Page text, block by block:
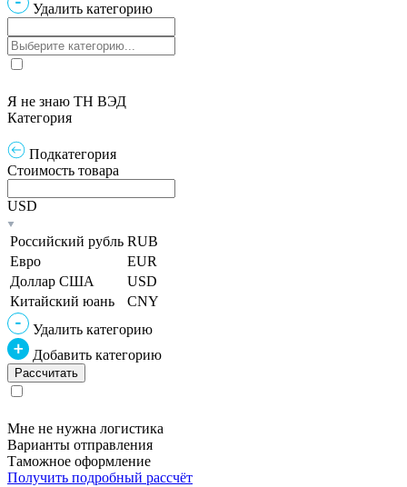
Удалить категорию
Я не знаю ТН ВЭД
Категория
Подкатегория
Стоимость товара
USD
Российский рубль RUB
Евро
EUR
Доллар США
USD
Китайский юань
CNY
Удалить категорию
Добавить категорию
Мне не нужна логистика
Варианты отправления
Таможное оформление
Получить подробный рассчёт